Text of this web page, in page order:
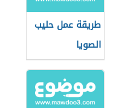
طريقة عمل حليب
الصويا